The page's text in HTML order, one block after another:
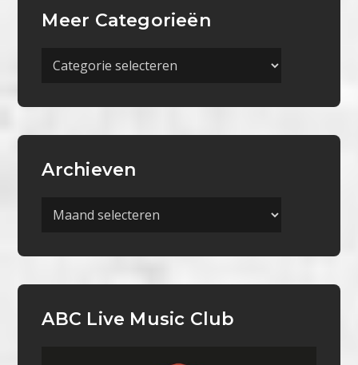
Meer Categorieën
Meer
Archieven
Archieven
ABC Live Music Club